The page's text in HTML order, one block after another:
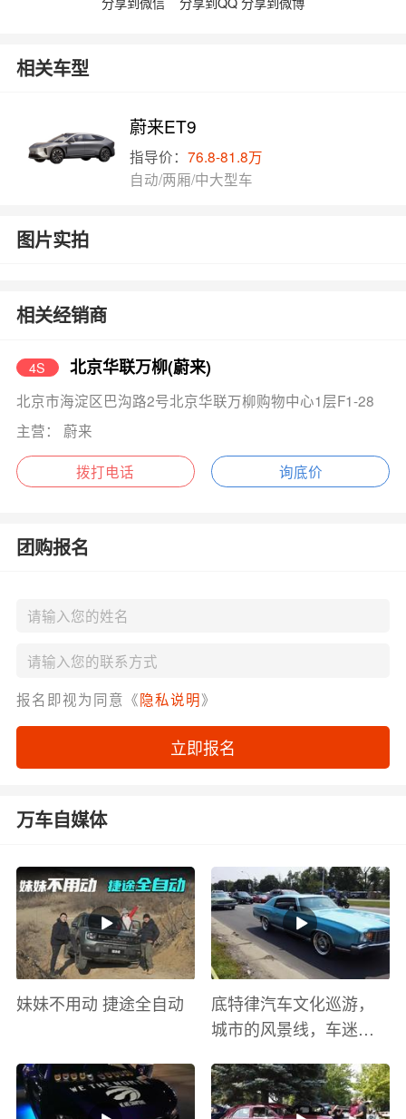
相关车型
蔚来ET9
指导价：76.8-81.8万
自动/两厢/中大型车
图片实拍
相关经销商
4S 北京华联万柳(蔚来)
北京市海淀区巴沟路2号北京华联万柳购物中心1层F1-28
主营： 蔚来
拨打电话 询底价
团购报名
报名即视为同意《隐私说明》
立即报名
万车自媒体
妹妹不用动 捷途全自动
底特律汽车文化巡游，
城市的风景线，车迷的